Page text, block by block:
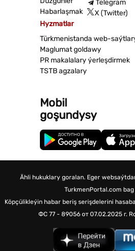
Habarlaşmak
Telegram
X (Twitter)
Hyzmatlar
Türkmenistanda web-
Maglumat goldawy
PR makalalary ýerleşdirmek
TSTB agzalary
Mobil
goşundysy
Ähli hukuklary goralan. Eger
TurkmenPortal.com
Köpçülikleýin habar beriş serişdelerini
ФС 77 - 89056 от 07.02.2025 г.